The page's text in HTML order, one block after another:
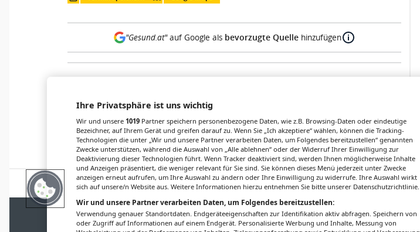
"Gesund.at"auf Google als bevorzugte Quellehinzufügen
Anmeldung und Programm
Nächste Veranstaltung
IMPRESSUM DATENSCHUTZ BAFG NUTZUNGSBEDINGUNGEN MEDIADATEN & TARIFE
© 2026Gesund.at– All rights reserved – Patientenwissen: MeinMed.at
Ihre Privatsphäre ist uns wichtig
Wir und unsere 1019 Partner speichern personenbezogene Daten, wie z.B. Browsing-Daten oder eindeutige
Bezeichner, auf Ihrem Gerät und greifen darauf zu. Wenn Sie „Ich akzeptiere“ wählen, können die Tracking-
Technologien die unter „Wir und unsere Partner verarbeiten Daten, um Folgendes bereitzustellen“ genannten
Zwecke unterstützen, während die Auswahl von „Alle ablehnen“ oder der Widerruf Ihrer Einwilligung zur
Deaktivierung dieser Technologien führt. Wenn Tracker deaktiviert sind, werden Ihnen möglicherweise Inhalte
und Anzeigen präsentiert, die weniger relevant für Sie sind. Sie können dieses Menü jederzeit unter Zwecke
anzeigen erneut aufrufen, um Ihre Auswahl zu ändern oder Ihre Einwilligung zu widerrufe. Ihre Auswahl wirkt
sich auf unsere/n Website aus. Weitere Informationen hierzu entnehmen Sie bitte unserer Datenschutzrichtlinie.
Wir und unsere Partner verarbeiten Daten, um Folgendes bereitzustellen:
Verwendung genauer Standortdaten. Endgeräteeigenschaften zur Identifikation aktiv abfragen. Speichern von
oder Zugriff auf Informationen auf einem Endgerät. Personalisierte Werbung und Inhalte, Messung von